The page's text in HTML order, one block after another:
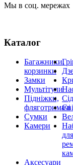
Мы в соц. мережах
Каталог
Багажники,
корзинки
Замки
Мультітули
Підніжки,
фляготримачі
Сумки
Камери
для
Аксесуари